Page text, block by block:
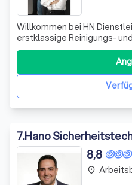
Willkommen bei HN
erstklassige Reinigungs-
Hamburg! Wir sind ein
spezialisiert hat, sowohl
gewerbliche Räume in
Unsere erfahrenen
7.Hano
8,8
place